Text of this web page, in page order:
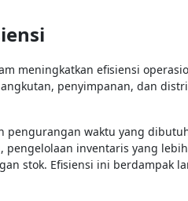
meningkatkan efisiensi
penyimpanan, dan
pengurangan waktu yang
pengelolaan inventaris yang
stok. Efisiensi ini berdampak